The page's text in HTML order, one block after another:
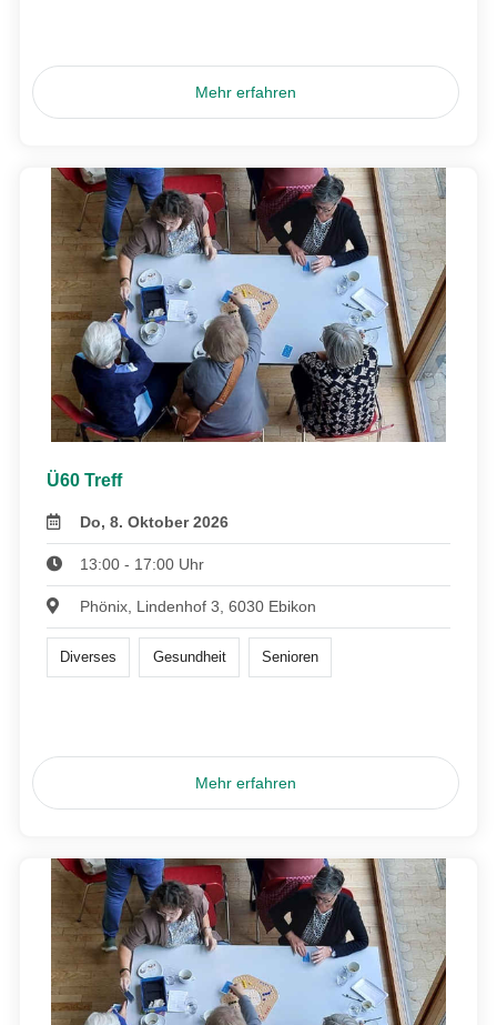
Mehr erfahren
Ü60 Treff
Do, 8. Oktober 2026
13:00 - 17:00 Uhr
Phönix, Lindenhof 3, 6030 Ebikon
Diverses Gesundheit Senioren
Mehr erfahren